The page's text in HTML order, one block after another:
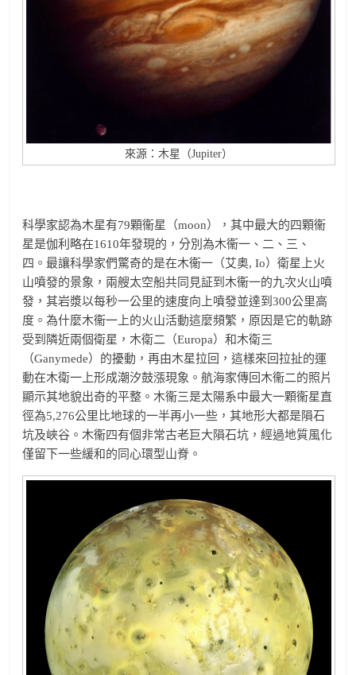
來源：木星（Jupiter）
科學家認為木星有79顆衞星（moon），其中最大的四顆衞
星是伽利略在1610年發現的，分別為木衞一、二、三、
四。最讓科學家們驚奇的是在木衞一（艾奥, Io）衛星上火
山噴發的景象，兩艘太空船共同見証到木衞一的九次火山噴
發，其岩漿以每秒一公里的速度向上噴發並達到300公里高
度。為什麼木衞一上的火山活動這麼頻繁，原因是它的軌跡
受到隣近兩個衛星，木衛二（Europa）和木衛三
（Ganymede）的擾動，再由木星拉回，這樣來回拉扯的運
動在木衛一上形成潮汐鼓漲現象。航海家傳回木衞二的照片
顯示其地貌出奇的平整。木衞三是太陽系中最大一顆衞星直
徑為5,276公里比地球的一半再小一些，其地形大都是隕石
坑及峽谷。木衞四有個非常古老巨大隕石坑，經過地質風化
僅留下一些緩和的同心環型山脊。